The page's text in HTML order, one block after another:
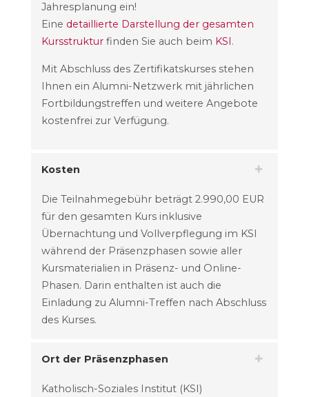
Jahresplanung ein!
Eine detaillierte Darstellung der gesamten
Kursstrukturfinden Sie auch beim KSI.
Mit Abschluss des Zertifikatskurses stehen
Ihnen ein Alumni-Netzwerk mit jährlichen
Fortbildungstreffen und weitere Angebote
kostenfrei zur Verfügung.
Kosten
Die Teilnahmegebühr beträgt 2.990,00 EUR
für den gesamten Kurs inklusive
Übernachtung und Vollverpflegung im KSI
während der Präsenzphasen sowie aller
Kursmaterialien in Präsenz- und Online-
Phasen. Darin enthalten ist auch die
Einladung zu Alumni-Treffen nach Abschluss
des Kurses.
Ort der Präsenzphasen
Katholisch-Soziales Institut (KSI)